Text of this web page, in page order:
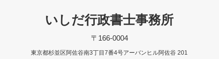
いしだ行政書士事務所
〒166-0004
東京都杉並区阿佐谷南3丁目7番4号アーバンヒル阿佐谷 201